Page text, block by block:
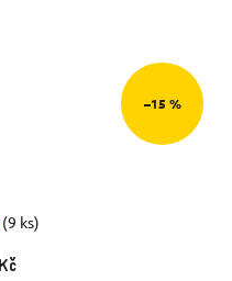
–15 %
(9 ks)